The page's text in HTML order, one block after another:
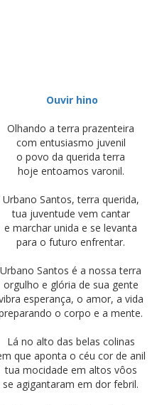
Ouvir hino
Olhando a terra prazenteira
com entusiasmo juvenil
o povo da querida terra
hoje entoamos varonil.
Urbano Santos, terra querida,
tua juventude vem cantar
e marchar unida e se levanta
para o futuro enfrentar.
Urbano Santos é a nossa terra
orgulho e glória de sua gente
esperança, o amor, a vida
o corpo e a mente.
Lá no alto das belas colinas
que aponta o céu cor de anil
tua mocidade em altos vôos
se agigantaram em dor febril.